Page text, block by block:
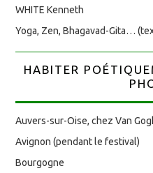
WHITE Kenneth
Yoga, Zen, Bhagavad-Gita…
HABITER
Auvers-sur-Oise, chez Van
Avignon (pendant le festival)
Bourgogne